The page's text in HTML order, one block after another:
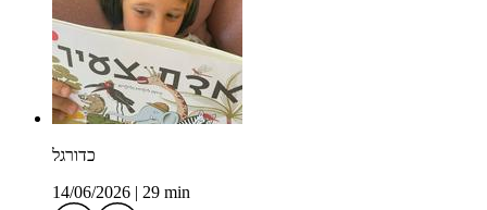
כדורגל
14/06/2026
29 min